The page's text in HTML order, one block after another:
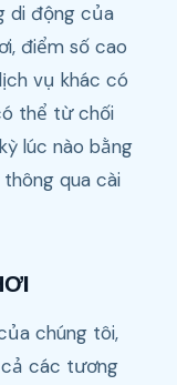
di động của
điểm số cao
vụ khác có
thể từ chối
lúc nào bằng
qua cài
chúng tôi,
các tương